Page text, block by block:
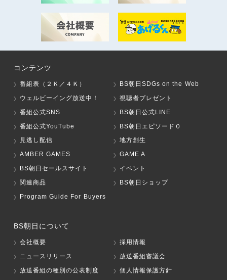
コンテンツ
番組表（２Ｋ／４Ｋ）
BS朝日SDGs on the Web
ウェルビーイング放送中！
視聴者プレゼント
番組公式SNS
BS朝日公式LINE
番組公式YouTube
BS朝日エピソード０
見逃し配信
地方創生
AMBER GAMES
GAME A
BS朝日セールスサイト
イベント
関連商品
BS朝日ショップ
Program Guide For Buyers
BS朝日について
会社概要
採用情報
ニュースリリース
放送番組審議会
放送番組の種別の公表制度
個人情報保護方針